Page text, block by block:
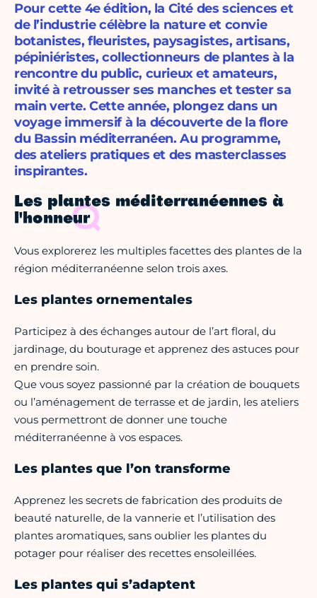
Pour cette 4e édition, la Cité des sciences et
de l’industrie célèbre la nature et convie
botanistes, fleuristes, paysagistes, artisans,
pépiniéristes, collectionneurs de plantes à la
rencontre du public, curieux et amateurs,
invité à retrousser ses manches et tester sa
main verte. Cette année, plongez dans un
voyage immersif à la découverte de la flore
du Bassin méditerranéen. Au programme,
des ateliers pratiques et des masterclasses
inspirantes.
Les plantes méditerranéennes à
l'honneur
Vous explorerez les multiples facettes des plantes de la
région méditerranéenne selon trois axes.
Les plantes ornementales
Participez à des échanges autour de l’art floral, du
jardinage, du bouturage et apprenez des astuces pour
en prendre soin.
Que vous soyez passionné par la création de bouquets
ou l’aménagement de terrasse et de jardin, les ateliers
vous permettront de donner une touche
méditerranéenne à vos espaces.
Les plantes que l’on transforme
Apprenez les secrets de fabrication des produits de
beauté naturelle, de la vannerie et l’utilisation des
plantes aromatiques, sans oublier les plantes du
potager pour réaliser des recettes ensoleillées.
Les plantes qui s’adaptent